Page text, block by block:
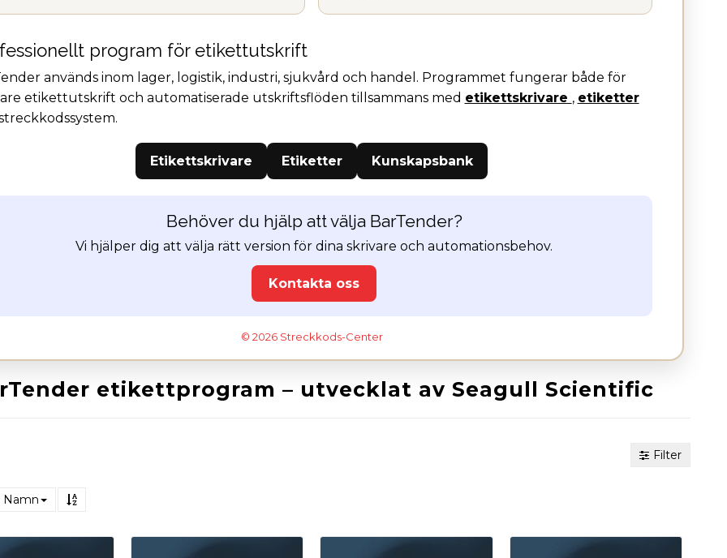
program för etikettutskrift
används inom lager, logistik, industri, sjukvård och handel. Programmet fungerar både för
etikettutskrift och automatiserade utskriftsflöden tillsammans med etikettskrivare , etiketter
Etikettskrivare Etiketter Kunskapsbank
Behöver du hjälp att välja BarTender?
Vi hjälper dig att välja rätt version för dina skrivare och automationsbehov.
Kontakta oss
© 2026 Streckkods-Center
etikettprogram – utvecklat av Seagull Scientific
Filter
Namn